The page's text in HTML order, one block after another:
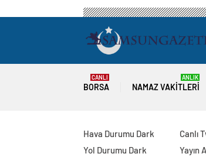
BORSA
CANLI
NAMAZ VAKITLERI
ANLIK
Hava Durumu Dark
Yol Durumu Dark
Canlı
Yayın